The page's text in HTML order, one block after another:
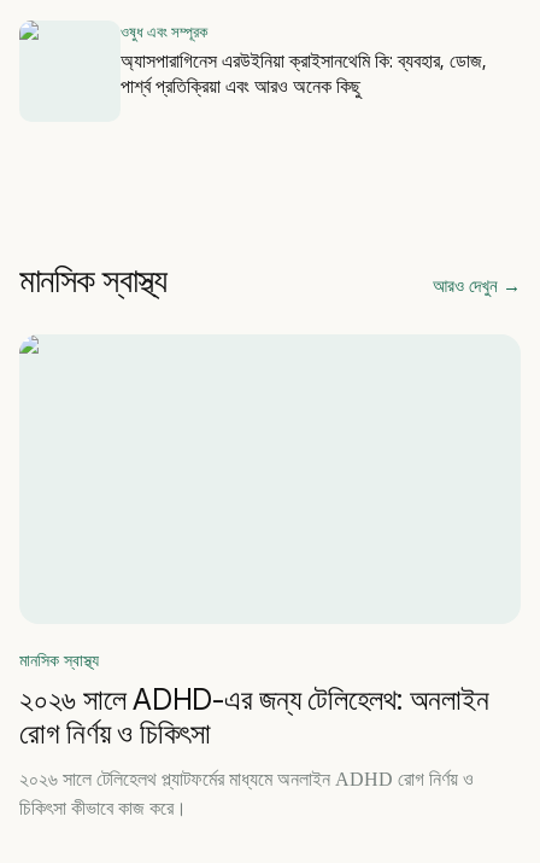
ওষুধ এবং সম্পূরক
অ্যাসপারাগিনেস এরউইনিয়া ক্রাইসানথেমি কি: ব্যবহার, ডোজ,
পার্শ্ব প্রতিক্রিয়া এবং আরও অনেক কিছু
মানসিক স্বাস্থ্য আরও দেখুন →
মানসিক স্বাস্থ্য
২০২৬ সালে ADHD-এর জন্য টেলিহেলথ: অনলাইন
রোগ নির্ণয় ও চিকিৎসা
২০২৬ সালে টেলিহেলথ প্ল্যাটফর্মের মাধ্যমে অনলাইন ADHD রোগ নির্ণয় ও
চিকিৎসা কীভাবে কাজ করে।